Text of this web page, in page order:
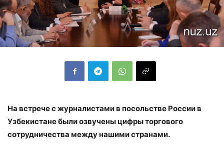
На встрече с журналистами в посольстве России в
Узбекистане были озвучены цифры торгового
сотрудничества между нашими странами.